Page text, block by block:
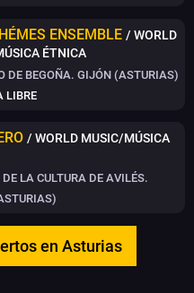
ENSEMBLE / WORLD
ÉTNICA
DE BEGOÑA. GIJÓN (ASTURIAS)
LIBRE
/ WORLD MUSIC/MÚSICA
LA CULTURA DE AVILÉS.
en Asturias